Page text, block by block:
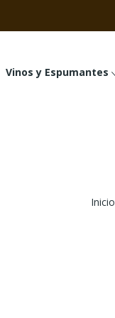
Don Leo
Vinos y Espumantes
Inicio